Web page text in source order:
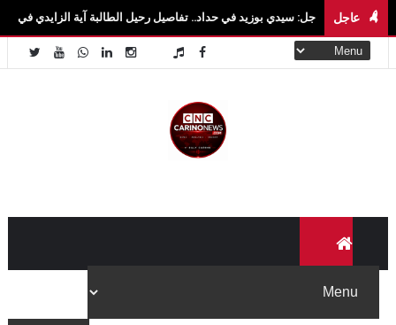
عاجل
عاجل: سيدي بوزيد في حداد.. تفاصيل رحيل الطالبة آية الزايدي في حادث مروع